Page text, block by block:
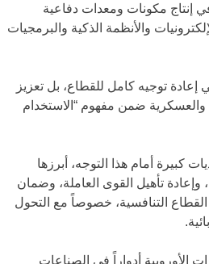
إنتاج مكونات ومعدات دفاعية
والأنظمة الذكية والبرمجيات
إعادة توجيه كامل للقطاع، بل تعزيز
والعسكرية ضمن مفهوم “الاستخدام
كبيرة أمام هذا التوجه، أبرزها
وإعادة تأهيل القوى العاملة، وضمان
التنافسية، خصوصاً مع التحول
الأوروبية أدواراً في الصناعات